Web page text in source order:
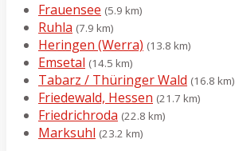
Frauensee (5.9 km)
Ruhla (7.9 km)
Heringen (Werra) (13.8 km)
Emsetal (14.5 km)
Tabarz / Thüringer Wald (16.8 km)
Friedewald, Hessen (21.7 km)
Friedrichroda (22.8 km)
Marksuhl (23.2 km)